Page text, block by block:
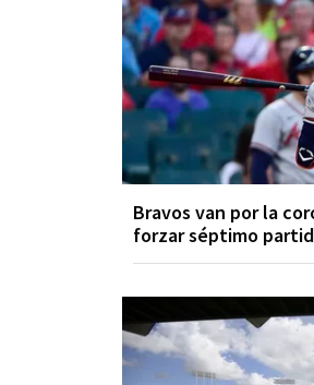
Bravos van por la
forzar séptimo